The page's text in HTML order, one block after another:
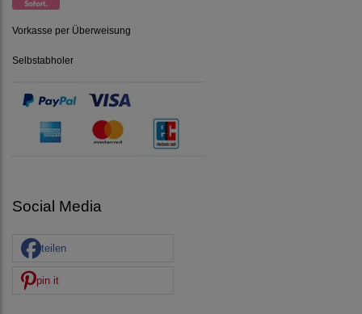
Vorkasse per Überweisung
Selbstabholer
Social Media
teilen
pin it